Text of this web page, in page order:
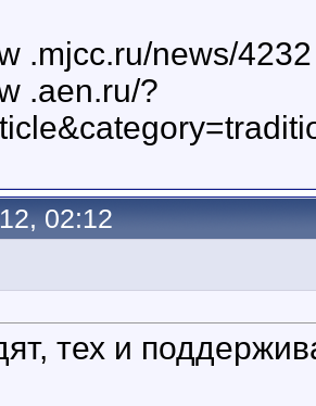
.mjcc.ru/news/4232
.aen.ru/?
02:12
тех и